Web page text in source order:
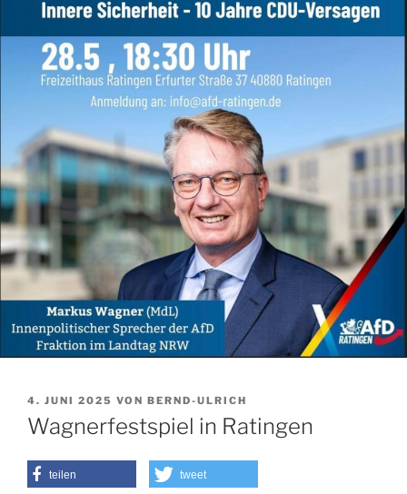
VERÖFFENTLICHT
AM
4. JUNI 2025 VON BERND-ULRICH
Wagnerfestspiel in Ratingen
teilen tweet